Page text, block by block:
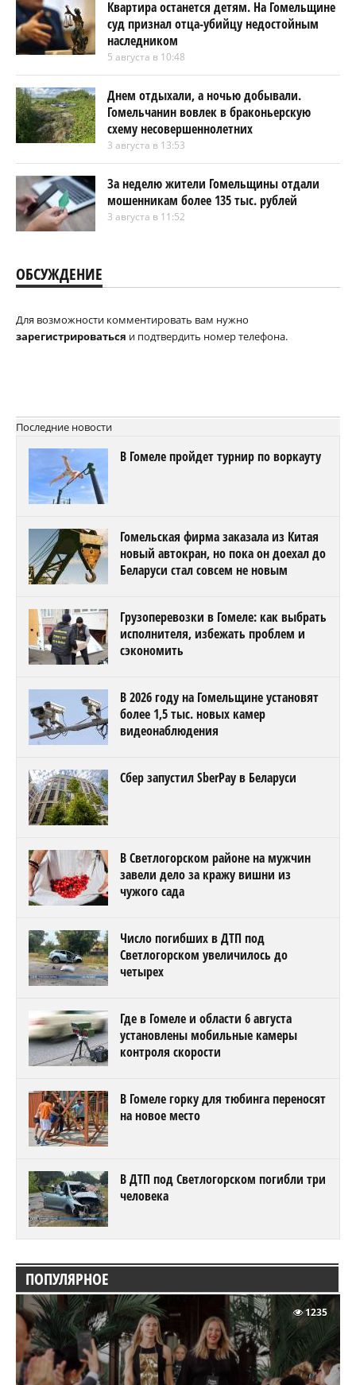
Квартира останется детям. На Гомельщине
суд признал отца-убийцу недостойным
наследником
5 августа в 10:48
Днем отдыхали, а ночью добывали.
Гомельчанин вовлек в браконьерскую
схему несовершеннолетних
3 августа в 13:53
За неделю жители Гомельщины отдали
мошенникам более 135 тыс. рублей
3 августа в 11:52
ОБСУЖДЕНИЕ
Для возможности комментировать вам нужно
зарегистрироваться и подтвердить номер телефона.
Последние новости
В Гомеле пройдет турнир по воркауту
Гомельская фирма заказала из Китая
новый автокран, но пока он доехал до
Беларуси стал совсем не новым
Грузоперевозки в Гомеле: как выбрать
исполнителя, избежать проблем и
сэкономить
В 2026 году на Гомельщине установят
более 1,5 тыс. новых камер
видеонаблюдения
Сбер запустил SberPay в Беларуси
В Светлогорском районе на мужчин
завели дело за кражу вишни из
чужого сада
Число погибших в ДТП под
Светлогорском увеличилось до
четырех
Где в Гомеле и области 6 августа
установлены мобильные камеры
контроля скорости
В Гомеле горку для тюбинга переносят
на новое место
В ДТП под Светлогорском погибли три
человека
ПОПУЛЯРНОЕ
1235